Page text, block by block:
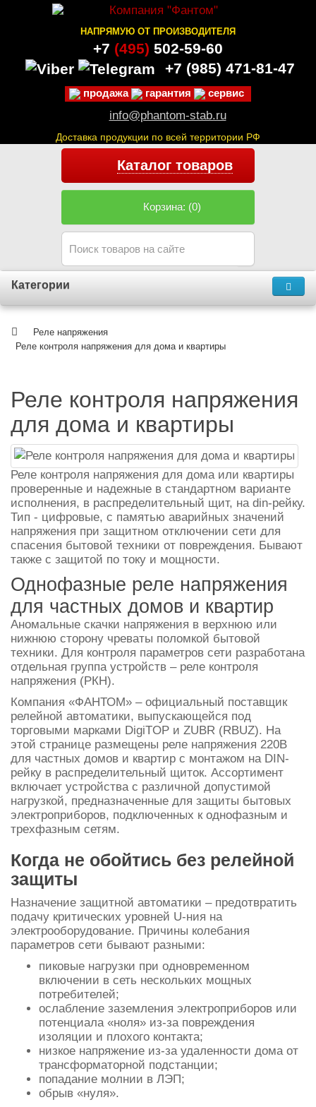
НАПРЯМУЮ ОТ ПРОИЗВОДИТЕЛЯ
+7 (495) 502-59-60
+7 (985) 471-81-47
продажа гарантия сервис
info@phantom-stab.ru
Доставка продукции по всей территории РФ
Каталог товаров
Корзина: (0)
Категории
Реле напряжения
Реле контроля напряжения для дома и квартиры
Реле контроля напряжения
для дома и квартиры
Реле контроля напряжения для дома или квартиры
проверенные и надежные в стандартном варианте
исполнения, в распределительный щит, на din-рейку.
Тип - цифровые, с памятью аварийных значений
напряжения при защитном отключении сети для
спасения бытовой техники от повреждения. Бывают
также с защитой по току и мощности.
Однофазные реле напряжения
для частных домов и квартир
Аномальные скачки напряжения в верхнюю или
нижнюю сторону чреваты поломкой бытовой
техники. Для контроля параметров сети разработана
отдельная группа устройств – реле контроля
напряжения (РКН).
Компания «ФАНТОМ» – официальный поставщик
релейной автоматики, выпускающейся под
торговыми марками DigiTOP и ZUBR (RBUZ). На
этой странице размещены реле напряжения 220В
для частных домов и квартир с монтажом на DIN-
рейку в распределительный щиток. Ассортимент
включает устройства с различной допустимой
нагрузкой, предназначенные для защиты бытовых
электроприборов, подключенных к однофазным и
трехфазным сетям.
Когда не обойтись без релейной
защиты
Назначение защитной автоматики – предотвратить
подачу критических уровней U-ния на
электрооборудование. Причины колебания
параметров сети бывают разными:
пиковые нагрузки при одновременном
включении в сеть нескольких мощных
потребителей;
ослабление заземления электроприборов или
потенциала «ноля» из-за повреждения
изоляции и плохого контакта;
низкое напряжение из-за удаленности дома от
трансформаторной подстанции;
попадание молнии в ЛЭП;
обрыв «нуля».